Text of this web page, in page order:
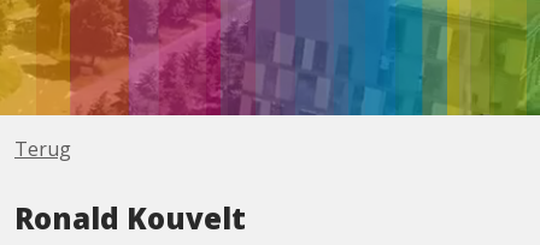
Terug
Ronald Kouvelt